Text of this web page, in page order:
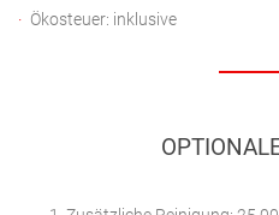
Ökosteuer: inklusive